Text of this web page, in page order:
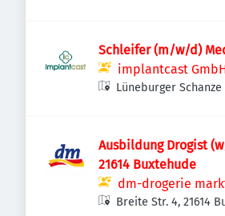
Schleifer (m/w/d)
implantcast
Lüneburger Schanze
Ausbildung Drogist
21614 Buxtehude
dm-drogerie
Breite Str. 4, 21614